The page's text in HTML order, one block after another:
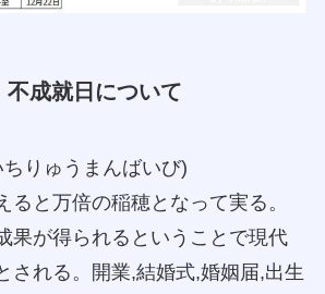
不成就日 について
ちりゅうまんばいび)
ると万倍の稲穂となって実る。
果が得られるということで現代
される。開業,結婚式,婚姻届,出生